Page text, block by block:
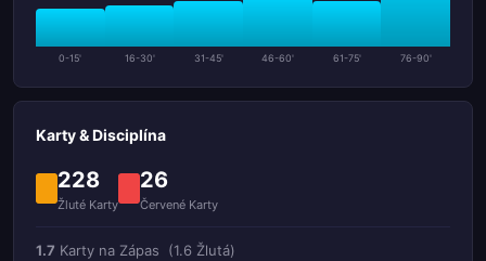
0-15' 16-30' 31-45' 46-60' 61-75' 76-90'
Karty & Disciplína
228
Žluté Karty
26
Červené Karty
1.7 Karty na Zápas (1.6 Žlutá)